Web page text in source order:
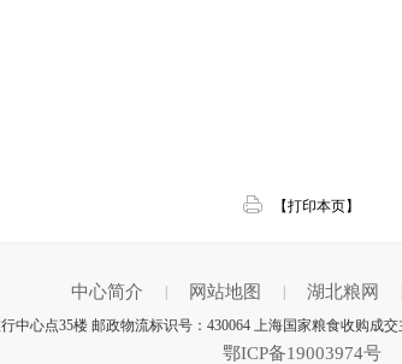
【打印本页】
中心简介 网站地图 湖北粮网
中心点35楼 邮政物流标识号：430064 上海国家粮食收购成
鄂ICP备19003974号